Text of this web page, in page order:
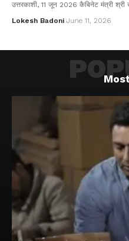
उत्तरकाशी, 11 जून 2026 कैबिनेट मंत्री
Lokesh Badoni June 11, 2026